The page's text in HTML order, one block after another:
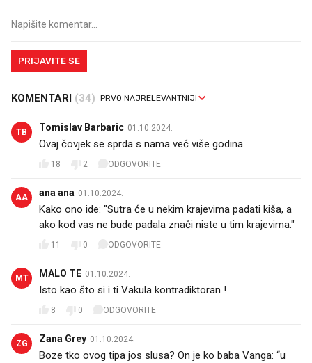
PRIJAVITE SE
KOMENTARI (34)
TB Tomislav Barbaric 01.10.2024.
Ovaj čovjek se sprda s nama već više godina
18 2 ODGOVORITE
AA ana ana 01.10.2024.
Kako ono ide: "Sutra će u nekim krajevima padati kiša, a
ako kod vas ne bude padala znači niste u tim krajevima."
11 0 ODGOVORITE
MT MALO TE 01.10.2024.
Isto kao što si i ti Vakula kontradiktoran !
8 0 ODGOVORITE
ZG Zana Grey 01.10.2024.
Boze tko ovog tipa jos slusa? On je ko baba Vanga: “u